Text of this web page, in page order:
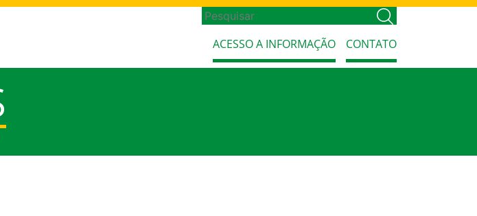
ACESSO A INFORMAÇÃO CONTATO